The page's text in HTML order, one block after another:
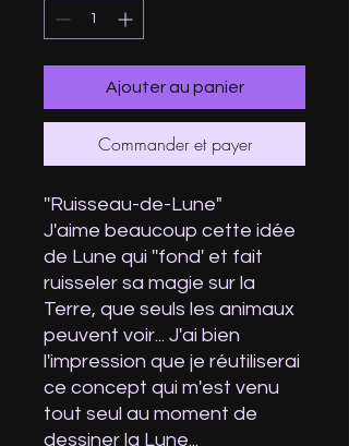
Ajouter au panier
Commander et payer
''Ruisseau-de-Lune"
J'aime beaucoup cette idée
de Lune qui ''fond' et fait
ruisseler sa magie sur la
Terre, que seuls les animaux
peuvent voir... J'ai bien
l'impression que je réutiliserai
ce concept qui m'est venu
tout seul au moment de
dessiner la Lune...